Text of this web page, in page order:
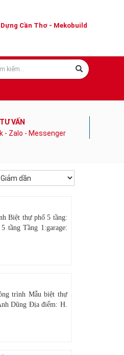
Dựng Cần Thơ- Mekobuild
VẤN
- Zalo - Messenger
Biệt thự phố 5 tầng:
tầng Tầng 1: ​garage:
trình Mẫu biệt thự
Dũng Địa điểm: H.